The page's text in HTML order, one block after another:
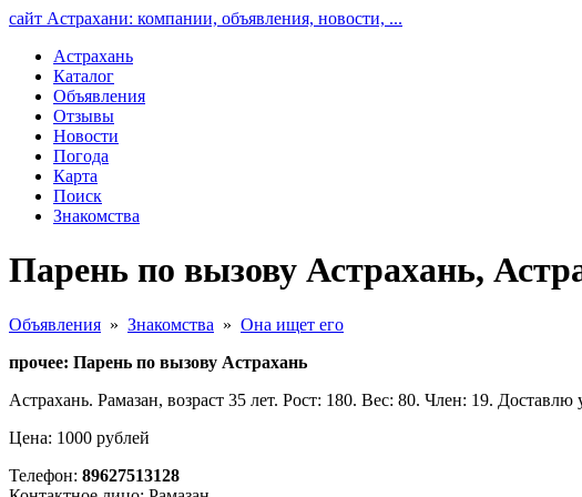
сайт Астрахани: компании, объявления, новости, ...
Астрахань
Каталог
Объявления
Отзывы
Новости
Погода
Карта
Поиск
Знакомства
Парень по вызову Астрахань,
Объявления » Знакомства » Она ищет его
прочее: Парень по вызову Астрахань
Астрахань. Рамазан, возраст 35 лет. Рост: 180. Вес: 80. Член: 19.
Цена: 1000 рублей
Телефон: 89627513128